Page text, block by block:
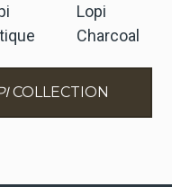
Lopi
Charcoal
COLLECTION